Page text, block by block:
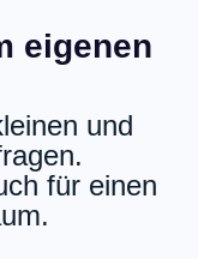
eigenen
und
für einen
.